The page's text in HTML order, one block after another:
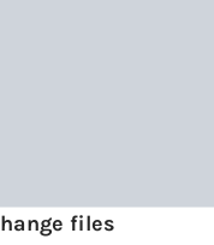
files